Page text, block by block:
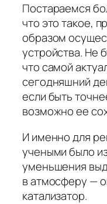
Постараемся
что это такое,
образом
устройства. Не
что самой
сегодняшний
если быть
возможно ее
И именно для
учеными было
уменьшения
в атмосферу —
катализатор.